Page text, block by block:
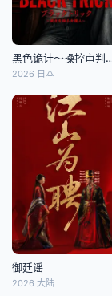
黑色诡计～操
2026 日本
御廷谣
2026 大陆